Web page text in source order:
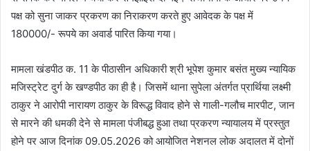
पक्ष को सुना जाकर प्रकरण का निराकरण करते हुए आवेदक के पक्ष में
180000/- रूपये का अवार्ड पारित किया गया।
मामला खंडपीठ क. 11 के पीठासीन अधिकारी श्री भूपेश कुमार बसंत मुख्य न्यायिक
मजिस्ट्रेट दुर्ग के खण्डपीठ का ही है। जिसमें थाना सुपेला अंतर्गत प्रार्थिया लक्ष्मी
ठाकुर ने आरोपी नारायण ठाकुर के विरूद्ध विवाद होने से गाली-गलौच मारपीट, जान
से मारने की धमकी देने से मामला पंजीबद्ध हुआ तथा प्रकरण न्यायालय में प्रस्तुत
होने पर आज दिनांक 09.05.2026 को आयोजित नेशनल लोक अदालत में दोनों